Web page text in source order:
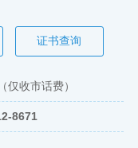
证书查询
（仅收市话费）
8671